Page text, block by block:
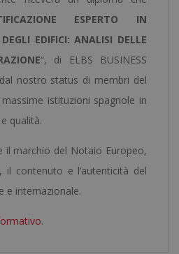
ESPERTO IN
EDIFICI: ANALISI DELLE
“, di ELBS BUSINESS
nostro status di membri del
massime istituzioni spagnole in
qualità.
il marchio del Notaio Europeo,
il contenuto e l’autenticità del
e internazionale.
.